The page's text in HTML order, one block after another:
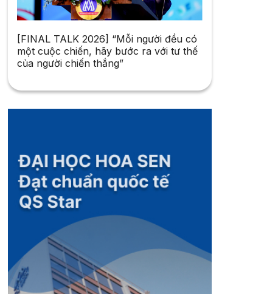
[FINAL TALK 2026] “Mỗi người đều có
một cuộc chiến, hãy bước ra với tư thế
của người chiến thắng”